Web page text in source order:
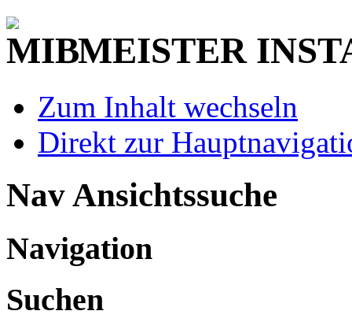
MEISTER
Zum Inhalt wechseln
Direkt zur
Nav Ansichtssuche
Navigation
Suchen